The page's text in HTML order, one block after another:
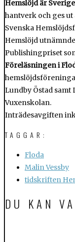
Hemslöjd är
hantverk och ges ut
Svenska
Hemslöjd
Publishingpriset
Föreläsningen i
Lundby Östad
Vuxenskolan.
Inträdesavgiften
TAGGAR:
Floda
Malin Vessby
tidskriften
DU KAN